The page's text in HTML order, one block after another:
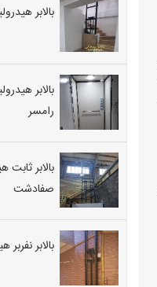
بالابر
بالابر
رامسر
بالابر ثابت
صفادشت
بالابر